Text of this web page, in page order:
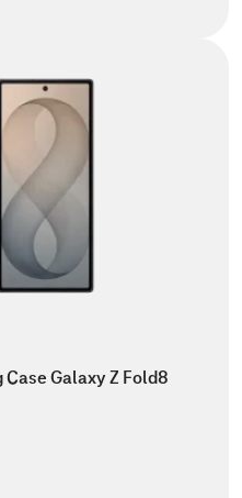
Galaxy Z Fold8